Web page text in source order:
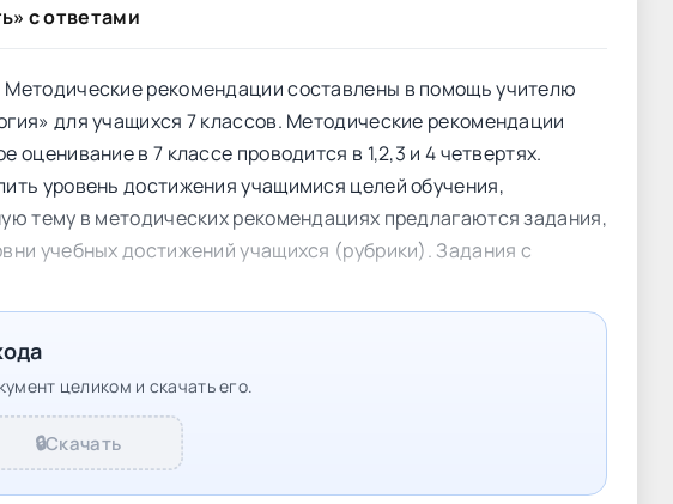
с ответами
рекомендации составлены в помощь учителю
для учащихся 7 классов. Методические рекомендации
в 7 классе проводится в 1,2,3 и 4 четвертях.
уровень достижения учащимися целей обучения,
тему в методических рекомендациях предлагаются задания,
учебных достижений учащихся (рубрики). Задания с
целиком и скачать его.
🔒Скачать